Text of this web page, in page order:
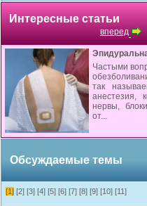
Интересные статьи
вперед
Частыми
так
анестезия,
нервы,
от...
Обсуждаемые темы
[1] [2] [3] [4] [5] [6] [7] [8] [9] [10] [11]